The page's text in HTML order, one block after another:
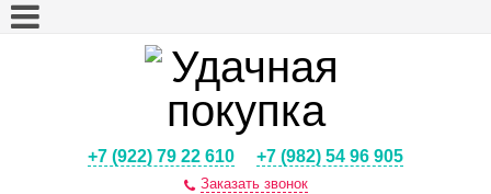
+7 (922) 79 22 610 +7 (982) 54 96 905
Заказать звонок